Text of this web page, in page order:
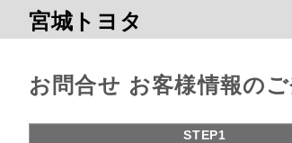
宮城トヨタ
お問合せ お客様情報の
STEP1